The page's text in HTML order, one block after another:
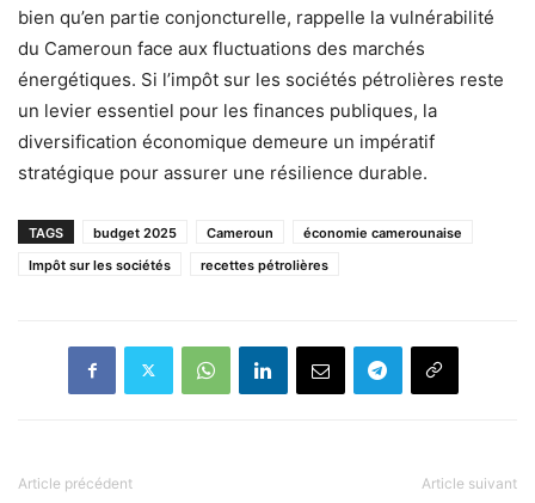
bien qu’en partie conjoncturelle, rappelle la vulnérabilité
du Cameroun face aux fluctuations des marchés
énergétiques. Si l’impôt sur les sociétés pétrolières reste
un levier essentiel pour les finances publiques, la
diversification économique demeure un impératif
stratégique pour assurer une résilience durable.
TAGS budget 2025 Cameroun
économie camerounaise
Impôt sur les sociétés
recettes pétrolières
Article précédent Article suivant